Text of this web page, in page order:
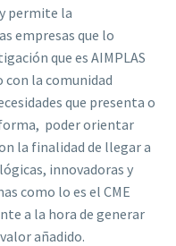
permite la
empresas que lo
que es AIMPLAS
con la comunidad
que presenta o
forma, poder orientar
la finalidad de llegar a
innovadoras y
como lo es el CME
a la hora de generar
añadido.